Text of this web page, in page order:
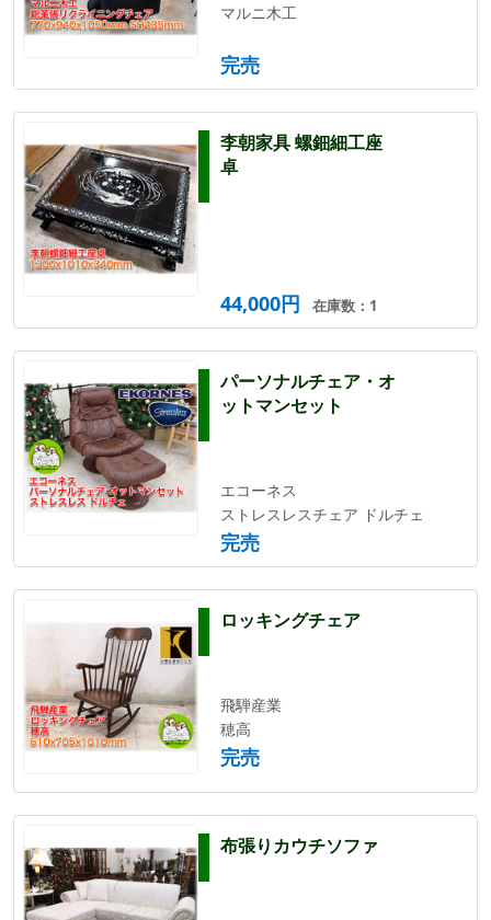
マルニ木工
完売
李朝家具 螺鈿細工座
卓
44,000円 在庫数：1
パーソナルチェア・オ
ットマンセット
エコーネス
ストレスレスチェア ドルチェ
完売
ロッキングチェア
飛騨産業
穂高
完売
布張りカウチソファ